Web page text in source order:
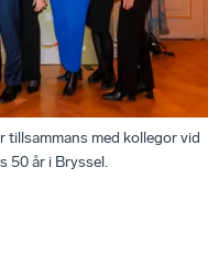
med kollegor vid
50 år i Bryssel.